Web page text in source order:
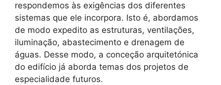
respondemos às exigências dos diferentes
sistemas que ele incorpora. Isto é, abordamos
de modo expedito as estruturas, ventilações,
iluminação, abastecimento e drenagem de
águas. Desse modo, a conceção arquitetónica
do edifício já aborda temas dos projetos de
especialidade futuros.